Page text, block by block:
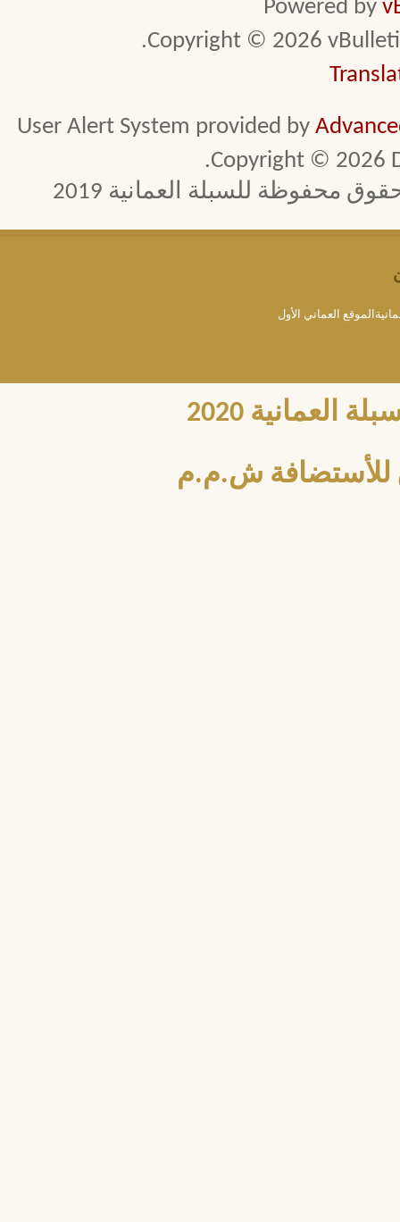
Powered by
Copyright © 2026
User Alert System provided by
Copyright © 2026
محفوظة للسبلة العمانية 2019
العماني الأول
2020
للأستضافة ش.م.م